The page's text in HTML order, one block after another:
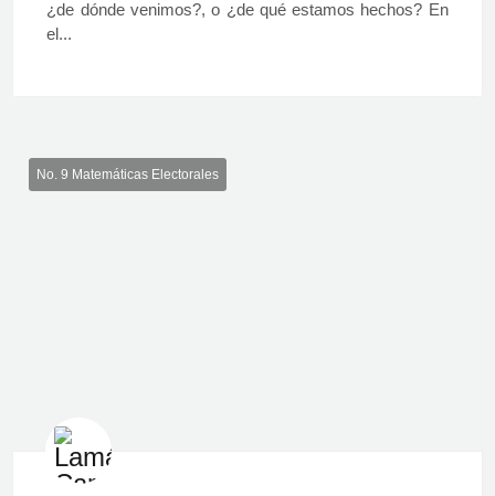
¿de dónde venimos?, o ¿de qué estamos hechos? En
el...
No. 9 Matemáticas Electorales